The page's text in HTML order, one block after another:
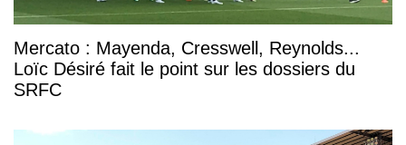
Mercato : Mayenda, Cresswell, Reynolds...
Loïc Désiré fait le point sur les dossiers du
SRFC